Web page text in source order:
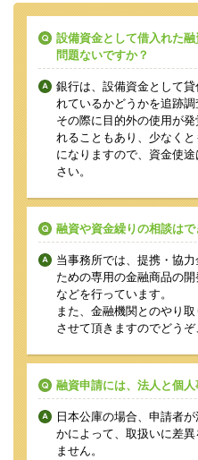
設備資金として借入れた
問題ないですか？
銀行は、設備資金として
れているかどうかを追跡調
その際に目的外の使用が
れることもあり、少なく
になりますので、資金使
さい。
融資や資金繰りの相談はで
当事務所では、提携・協
ための専用の金融商品の
などを行っています。
また、金融機関とのやり
させて頂きますのでどうぞ
融資申請には、法人と個
日本公庫の場合、申請者
かによって、取扱いに差
ません。